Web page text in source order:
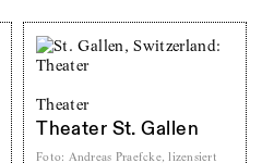
Theater
Theater St. Gallen
Foto: Andreas Praefcke, lizensiert